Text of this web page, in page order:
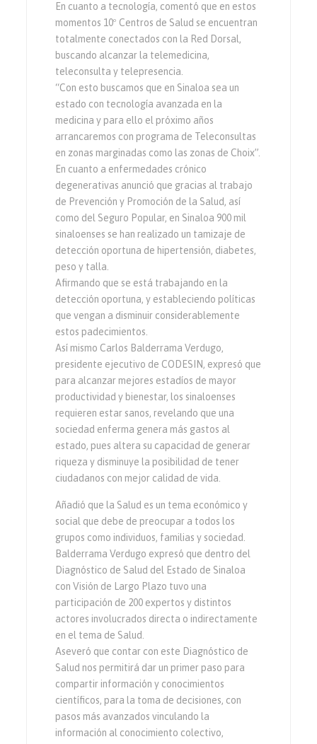
En cuanto a tecnología, comentó que en estos
momentos 10º Centros de Salud se encuentran
totalmente conectados con la Red Dorsal,
buscando alcanzar la telemedicina,
teleconsulta y telepresencia.
“Con esto buscamos que en Sinaloa sea un
estado con tecnología avanzada en la
medicina y para ello el próximo años
arrancaremos con programa de Teleconsultas
en zonas marginadas como las zonas de Choix”.
En cuanto a enfermedades crónico
degenerativas anunció que gracias al trabajo
de Prevención y Promoción de la Salud, así
como del Seguro Popular, en Sinaloa 900 mil
sinaloenses se han realizado un tamizaje de
detección oportuna de hipertensión, diabetes,
peso y talla.
Afirmando que se está trabajando en la
detección oportuna, y estableciendo políticas
que vengan a disminuir considerablemente
estos padecimientos.
Así mismo Carlos Balderrama Verdugo,
presidente ejecutivo de CODESIN, expresó que
para alcanzar mejores estadíos de mayor
productividad y bienestar, los sinaloenses
requieren estar sanos, revelando que una
sociedad enferma genera más gastos al
estado, pues altera su capacidad de generar
riqueza y disminuye la posibilidad de tener
ciudadanos con mejor calidad de vida.
Añadió que la Salud es un tema económico y
social que debe de preocupar a todos los
grupos como individuos, familias y sociedad.
Balderrama Verdugo expresó que dentro del
Diagnóstico de Salud del Estado de Sinaloa
con Visión de Largo Plazo tuvo una
participación de 200 expertos y distintos
actores involucrados directa o indirectamente
en el tema de Salud.
Aseveró que contar con este Diagnóstico de
Salud nos permitirá dar un primer paso para
compartir información y conocimientos
científicos, para la toma de decisiones, con
pasos más avanzados vinculando la
información al conocimiento colectivo,